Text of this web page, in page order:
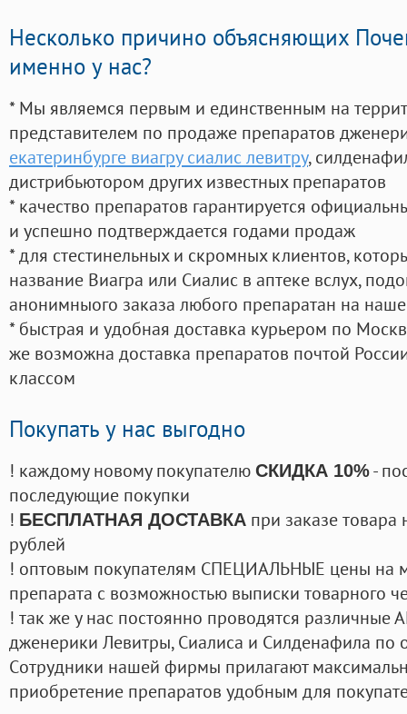
Несколько причино объясняющих
именно у нас?
* Мы являемся первым и единственным на
представителем по продаже препаратов
екатеринбурге виагру сиалис левитру,
дистрибьютором других известных препаратов
* качество препаратов гарантируется
и успешно подтверждается годами продаж
* для стестинельных и скромных клиентов,
название Виагра или Сиалис в аптеке вслух,
анонимныого заказа любого препаратан на
* быстрая и удобная доставка курьером по
же возможна доставка препаратов почтой
классом
Покупать у нас выгодно
! каждому новому покупателю СКИДКА 10%-
последующие покупки
! БЕСПЛАТНАЯ ДОСТАВКА при заказе
рублей
! оптовым покупателям СПЕЦИАЛЬНЫЕ цены на
препарата с возможностью выписки товарного
! так же у нас постоянно проводятся
дженерики Левитры, Сиалиса и Силденафила по
Cотрудники нашей фирмы прилагают
приобретение препаратов удобным для